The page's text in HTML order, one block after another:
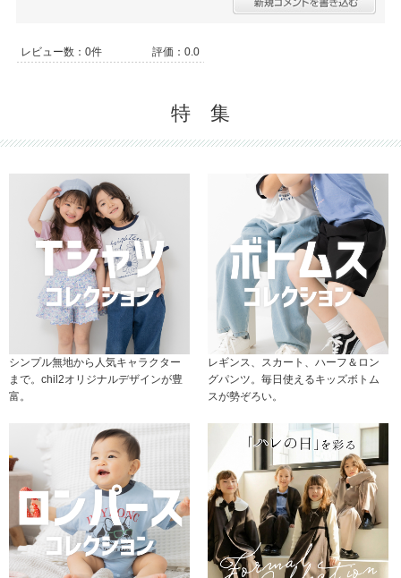
レビュー数：0件 評価：0.0
特 集
シンプル無地から人気キャラクター
まで。chil2オリジナルデザインが豊
富。
レギンス、スカート、ハーフ＆ロン
グパンツ。毎日使えるキッズボトム
スが勢ぞろい。